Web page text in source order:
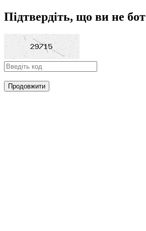
Підтвердіть, що ви не бот
Продовжити